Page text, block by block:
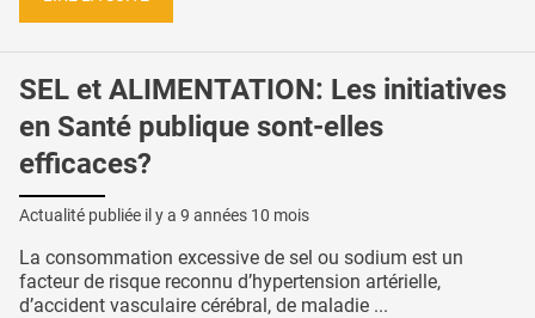
SEL et ALIMENTATION: Les initiatives
en Santé publique sont-elles
efficaces?
Actualité publiée il y a 9 années 10 mois
La consommation excessive de sel ou sodium est un
facteur de risque reconnu d’hypertension artérielle,
d’accident vasculaire cérébral, de maladie ...